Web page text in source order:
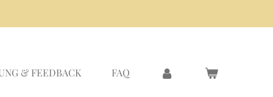
& FEEDBACK FAQ